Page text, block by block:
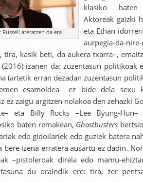
ateratzen da eta
klasiko
Aktoreak gaizki
eta Ethan
aurpegia-da-
tira, kasik beti, da aukera txarra–,
(2016) izanen da: zuzentasun politikoak
(artetik erran dezadan zuzentasun
esamoldea– ez bide dela sexu
ez zaigu argitzen nolakoa den zehazki
eta Billy Rocks –Lee Byung-Hun–
baten remakean, Ghostbusters
edo gidoilariek edo guziek batera
bere izena erratera ausartu ez dadin.
–pistoleroak direla edo mamu-
du oraindik ere: tira, zer